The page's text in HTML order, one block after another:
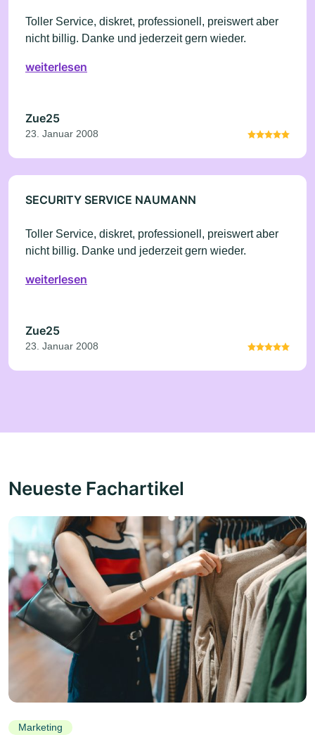
Toller Service, diskret, professionell, preiswert aber
nicht billig. Danke und jederzeit gern wieder.
weiterlesen
Zue25
23. Januar 2008
SECURITY SERVICE NAUMANN
Toller Service, diskret, professionell, preiswert aber
nicht billig. Danke und jederzeit gern wieder.
weiterlesen
Zue25
23. Januar 2008
Neueste Fachartikel
Marketing